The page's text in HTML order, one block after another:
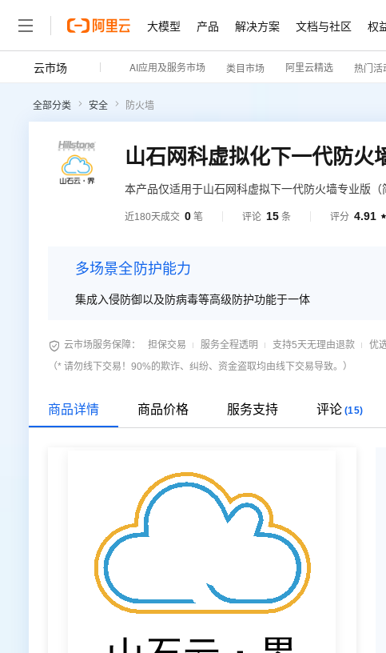
大模型 产品 解决方案 文档与社区 权
云市场 AI应用及服务市场 类目市场 阿里云精选 热门活
全部分类 安全 防火墙
山石网科虚拟化下一代防火
本产品仅适用于山石网科虚拟下一代防火墙专业版
近180天成交 0 笔 评论 15 条 评分 4.91 
多场景全防护能力
集成入侵防御以及防病毒等高级防护功能于一体
 云市场服务保障： 担保交易 服务全程透明 支持5天无理由退款
优
（* 请勿线下交易！90%的欺诈、纠纷、资金盗取均由线下交易导致。）
商品详情 商品价格 服务支持 评论 (15)